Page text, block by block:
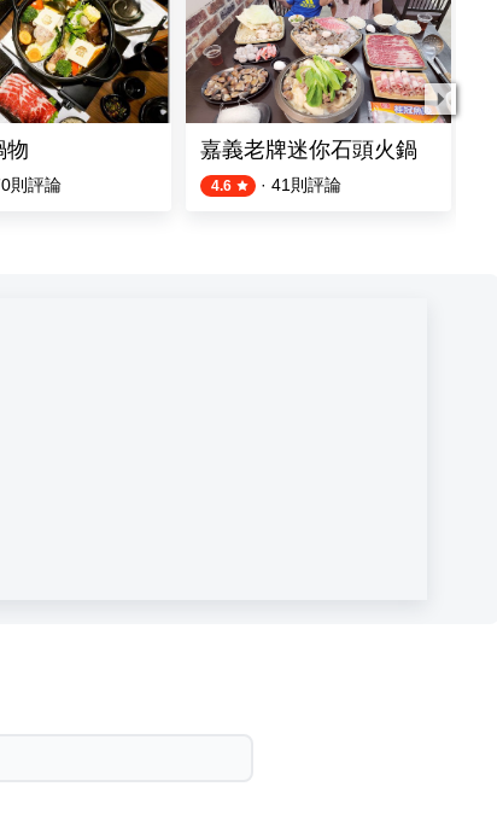
物
則評論
嘉義老牌迷你石頭火鍋
4.6 · 41 則評論